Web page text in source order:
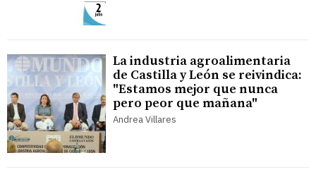
La industria agroalimentaria
de Castilla y León se reivindica:
"Estamos mejor que nunca
pero peor que mañana"
Andrea Villares